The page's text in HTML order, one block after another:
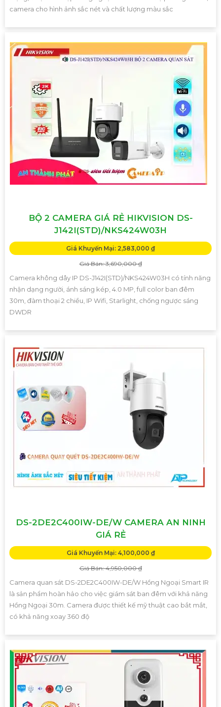
camera cho hình ảnh sắc nét và chất lượng màu sắc
BỘ 2 CAMERA GIÁ RẺ HIKVISION DS-
J142I(STD)/NKS424W03H
Giá Khuyến Mại: 2,583,000 ₫
Giá Bán: 3,690,000 ₫
Camera không dây IP DS-J142I(STD)/NKS424W03H có tính năng
nhận dạng người, ánh sáng kép, 4.0 MP, full color ban đêm
30m, đàm thoại 2 chiều, IP Wifi, Starlight, chống ngược sáng
DWDR
DS-2DE2C400IW-DE/W CAMERA AN NINH
GIÁ RẺ
Giá Khuyến Mại: 4,100,000 ₫
Giá Bán: 4,950,000 ₫
Camera quan sát DS-2DE2C400IW-DE/W Hồng Ngoại Smart IR
là sản phẩm hoàn hảo cho việc giám sát ban đêm với khả năng
Hồng Ngoại 30m. Camera được thiết kế mỹ thuật cao bắt mắt,
có khả năng xoay 360 độ